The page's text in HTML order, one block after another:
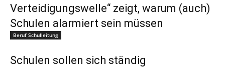
Verteidigungswelle“ zeigt, warum (auch)
Schulen alarmiert sein müssen
Beruf Schulleitung
Schulen sollen sich ständig